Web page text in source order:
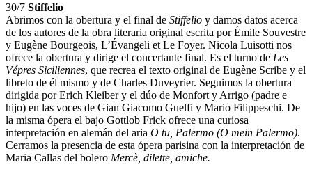
30/7 Stiffelio
Abrimos con la obertura y el final de Stiffelio y damos datos acerca
de los autores de la obra literaria original escrita por Émile Souvestre
y Eugène Bourgeois, L’Évangeli et Le Foyer. Nicola Luisotti nos
ofrece la obertura y dirige el concertante final. Es el turno de Les
Vépres Siciliennes, que recrea el texto original de Eugène Scribe y el
libreto de él mismo y de Charles Duveyrier. Seguimos la obertura
dirigida por Erich Kleiber y el dúo de Monfort y Arrigo (padre e
hijo) en las voces de Gian Giacomo Guelfi y Mario Filippeschi. De
la misma ópera el bajo Gottlob Frick ofrece una curiosa
interpretación en alemán del aria O tu, Palermo (O mein Palermo).
Cerramos la presencia de esta ópera parisina con la interpretación de
Maria Callas del bolero Mercè, dilette, amiche.